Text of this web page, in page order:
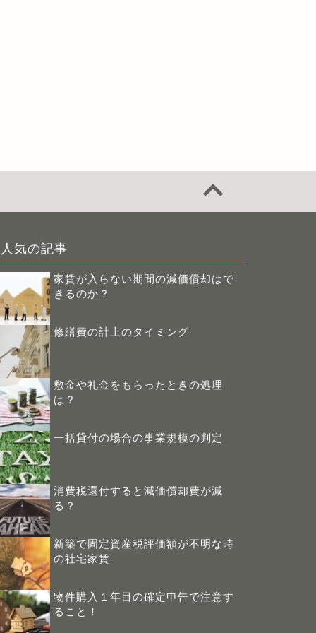
人気の記事
家賃が入らない期間の減価償却はで
きるのか？
修繕費の計上のタイミング
敷金や礼金をもらったときの処理
は？
一括貸付の場合の事業規模の判定
消費税還付すると減価償却費が減
る？
新築で固定資産税評価額が不明な時
の社宅家賃
物件購入１年目の確定申告で注意す
ること！